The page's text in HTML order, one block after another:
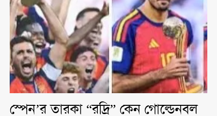
স্পেন’র তারকা “রদ্রি” কেন গোল্ডেনবল